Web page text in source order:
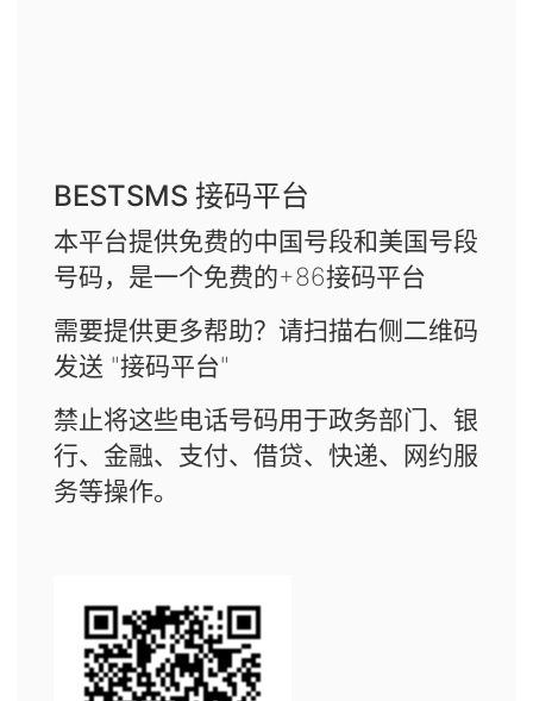
BESTSMS 接码平台
本平台提供免费的中国号段和美国号段
号码，是一个免费的+86接码平台
需要提供更多帮助？请扫描右侧二维码
发送 "接码平台"
禁止将这些电话号码用于政务部门、银
行、金融、支付、借贷、快递、网约服
务等操作。